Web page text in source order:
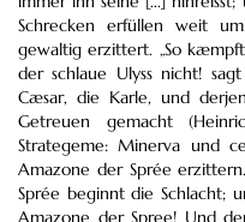
Schrecken erfüllen weit
gewaltig erzittert. „So
der schlaue Ulyss nicht!
Cæsar, die Karle, und
Getreuen gemacht
Strategeme: Minerva und
Amazone der Sprée
Sprée beginnt die Schlacht;
Amazone der Spree! Und